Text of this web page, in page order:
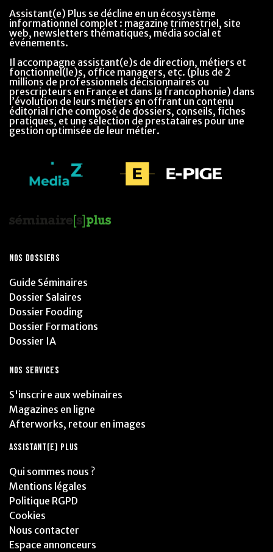
Assistant(e) Plus se décline en un écosystème
informationnel complet : magazine trimestriel, site
web, newsletters thématiques, média social et
événements.
Il accompagne assistant(e)s de direction, métiers et
fonctionnel(le)s, office managers, etc. (plus de 2
millions de professionnels décisionnaires ou
prescripteurs en France et dans la francophonie) dans
l’évolution de leurs métiers en offrant un contenu
éditorial riche composé de dossiers, conseils, fiches
pratiques, et une sélection de prestataires pour une
gestion optimisée de leur métier.
NOS DOSSIERS
Guide Séminaires
Dossier Salaires
Dossier Fooding
Dossier Formations
Dossier IA
NOS SERVICES
S'inscrire aux webinaires
Magazines en ligne
Afterworks, retour en images
ASSISTANT(E) PLUS
Qui sommes nous ?
Mentions légales
Politique RGPD
Cookies
Nous contacter
Espace annonceurs